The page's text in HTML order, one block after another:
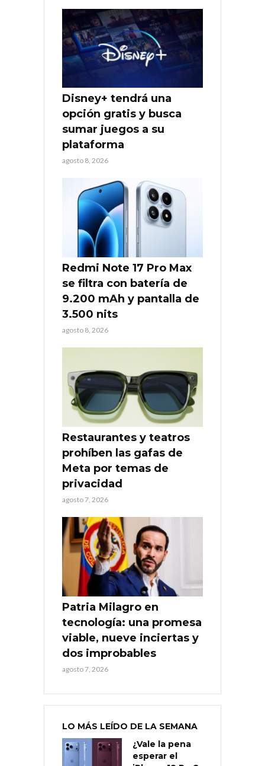
Disney+ tendrá una
opción gratis y busca
sumar juegos a su
plataforma
agosto 8, 2026
Redmi Note 17 Pro Max
se filtra con batería de
9.200 mAh y pantalla de
3.500 nits
agosto 8, 2026
Restaurantes y teatros
prohíben las gafas de
Meta por temas de
privacidad
agosto 7, 2026
Patria Milagro en
tecnología: una promesa
viable, nueve inciertas y
dos improbables
agosto 7, 2026
LO MÁS LEÍDO DE LA SEMANA
¿Vale la pena
esperar el